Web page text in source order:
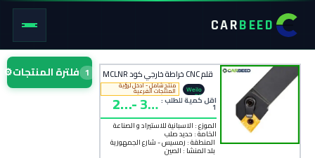
CARBEED
⚙فلترة المنتجات 1 قلم CNC خراطة خارجي كود MCLNR
Weilo
ng
منتج شامل - ادخل لرؤية
المنتجات الفرعية
اقل كمية للطلب :
1
33
0
-
24
0
الموزع : الاسبانية للاستيراد و الصناعة
الخامة : حديد صلب
المنطقة : رمسيس - شارع الجمهورية
بلد المنشأ :الصين